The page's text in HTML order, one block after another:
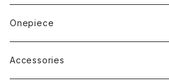
Long sleeve
Sleeveless
Pants
Skirt
Onepiece
Accessories